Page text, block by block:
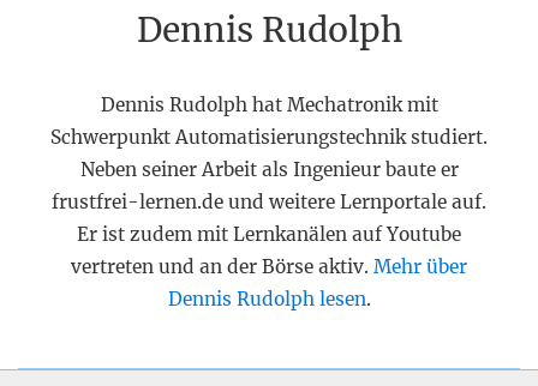
Dennis Rudolph
Dennis Rudolph hat Mechatronik mit
Schwerpunkt Automatisierungstechnik studiert.
Neben seiner Arbeit als Ingenieur baute er
frustfrei-lernen.de und weitere Lernportale auf.
Er ist zudem mit Lernkanälen auf Youtube
vertreten und an der Börse aktiv. Mehr über
Dennis Rudolph lesen.